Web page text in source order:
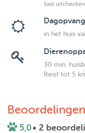
(laat
Dagopvang
in het huis
30 min.
Reist tot 5
Beoordelingen
5,0• 2